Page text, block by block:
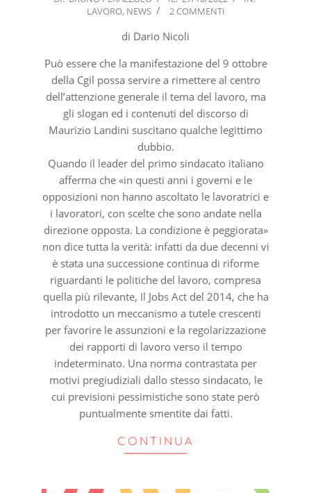
LAVORO, NEWS 2 COMMENTI
di Dario Nicoli
Può essere che la manifestazione del 9 ottobre
della Cgil possa servire a rimettere al centro
dell’attenzione generale il tema del lavoro, ma
gli slogan ed i contenuti del discorso di
Maurizio Landini suscitano qualche legittimo
dubbio.
Quando il leader del primo sindacato italiano
afferma che «in questi anni i governi e le
opposizioni non hanno ascoltato le lavoratrici e
i lavoratori, con scelte che sono andate nella
direzione opposta. La condizione è peggiorata»
non dice tutta la verità: infatti da due decenni vi
è stata una successione continua di riforme
riguardanti le politiche del lavoro, compresa
quella più rilevante, Il Jobs Act del 2014, che ha
introdotto un meccanismo a tutele crescenti
per favorire le assunzioni e la regolarizzazione
dei rapporti di lavoro verso il tempo
indeterminato. Una norma contrastata per
motivi pregiudiziali dallo stesso sindacato, le
cui previsioni pessimistiche sono state però
puntualmente smentite dai fatti.
CONTINUA